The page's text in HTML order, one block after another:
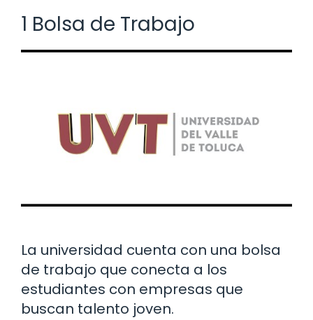
1 Bolsa de Trabajo
La universidad cuenta con una bolsa
de trabajo que conecta a los
estudiantes con empresas que
buscan talento joven.